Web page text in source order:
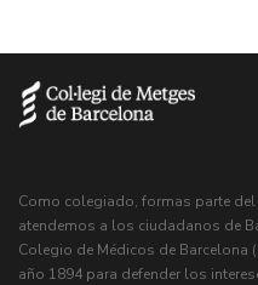
Como colegiado, formas parte
atendemos a los ciudadanos de
Colegio de Médicos de Barcelona
año 1894 para defender los